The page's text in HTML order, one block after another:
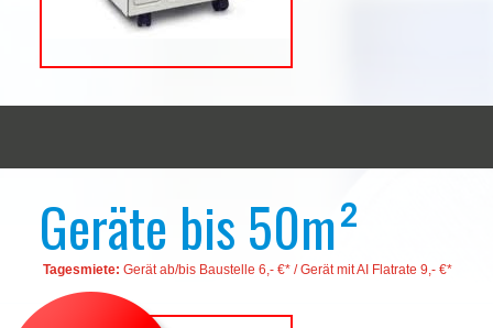
Geräte bis 50m²
Tagesmiete: Gerät ab/bis Baustelle 6,- €* / Gerät mit AI Flatrate 9,- €*